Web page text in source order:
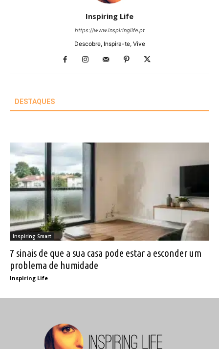
Inspiring Life
https://www.inspiringlife.pt
Descobre, Inspira-te, Vive
DESTAQUES
Inspiring Smart
7 sinais de que a sua casa pode estar a esconder um
problema de humidade
Inspiring Life